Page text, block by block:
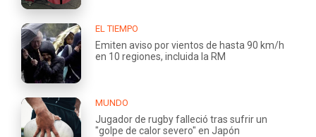
EL TIEMPO
Emiten aviso por vientos de hasta 90 km/h
en 10 regiones, incluida la RM
MUNDO
Jugador de rugby falleció tras sufrir un
"golpe de calor severo" en Japón